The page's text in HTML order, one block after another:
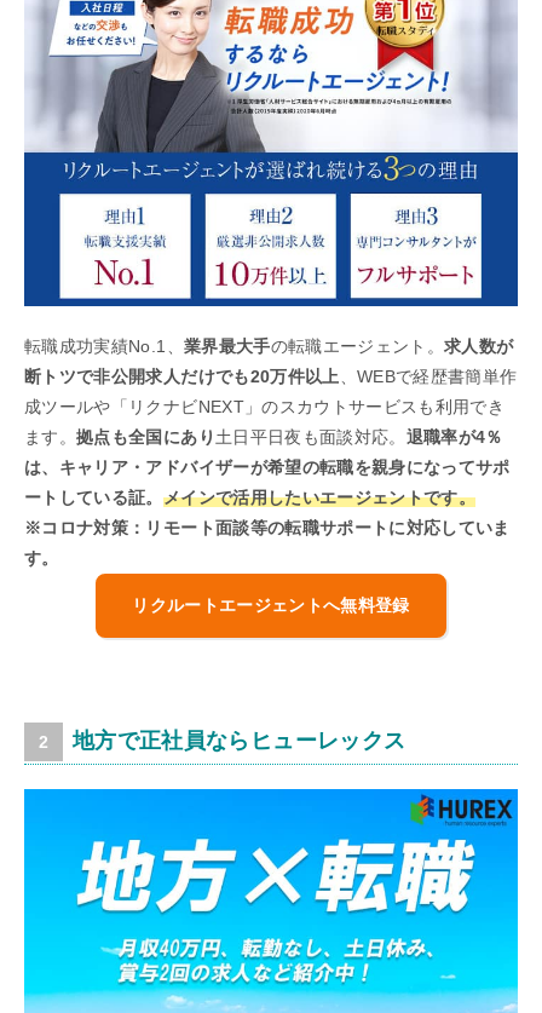
転職成功実績No.1、 業界最大手の転職エージェント。求人数が
断トツで非公開求人だけでも20万件以上
、WEBで経歴書簡単作
成ツールや「リクナビNEXT」のスカウトサービスも利用でき
ます。拠点も全国にあり 土日平日夜も面談対応。 退職率が4％
は、キャリア・アドバイザーが希望の転職を親身になってサポ
ートしている証。 メインで活用したいエージェントです。
※コロナ対策：リモート面談等の転職サポートに対応していま
す。
リクルートエージェントへ無料登録
地方で正社員ならヒューレックス